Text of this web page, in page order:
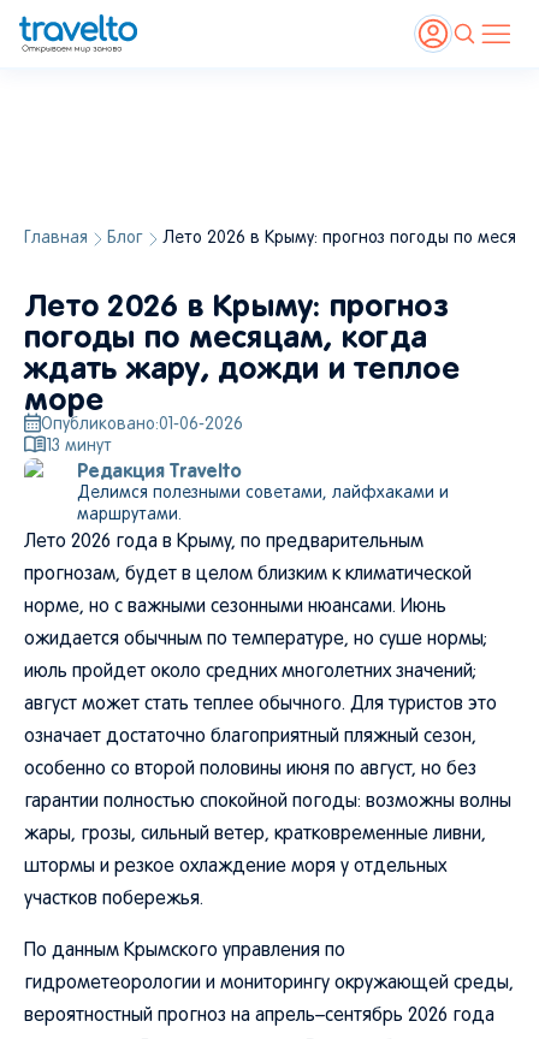
Главная Блог Лето 2026 в Крыму: прогноз погоды по
Лето 2026 в Крыму: прогноз
погоды по месяцам, когда
ждать жару, дожди и теплое
море
Опубликовано:01-06-2026
13 минут
Редакция Travelto
Делимся полезными советами, лайфхаками и
маршрутами.
Лето 2026 года в Крыму, по предварительным
прогнозам, будет в целом близким к климатической
норме, но с важными сезонными нюансами. Июнь
ожидается обычным по температуре, но суше нормы;
июль пройдет около средних многолетних значений;
август может стать теплее обычного. Для туристов это
означает достаточно благоприятный пляжный сезон,
особенно со второй половины июня по август, но без
гарантии полностью спокойной погоды: возможны волны
жары, грозы, сильный ветер, кратковременные ливни,
штормы и резкое охлаждение моря у отдельных
участков побережья.
По данным Крымского управления по
гидрометеорологии и мониторингу окружающей среды,
вероятностный прогноз на апрель–сентябрь 2026 года